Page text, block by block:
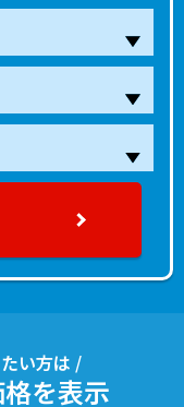
い方は /
を表示